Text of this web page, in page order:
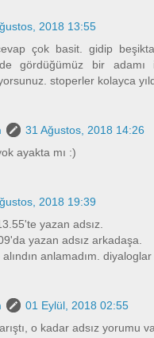
2018 13:55
çok basit. gidip
gördüğümüz bir adamı
stoperler kolayca
31 Ağustos, 2018 14:26
ayakta mı :)
2018 19:39
yazan adsız.
yazan adsız arkadaşa.
anlamadım. diyaloglar
01 Eylül, 2018 02:55
o kadar adsız yorumu